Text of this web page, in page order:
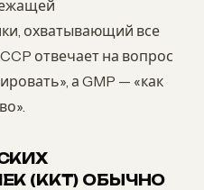
охватывающий все
отвечает на вопрос
а GMP — «как
(ККТ) ОБЫЧНО